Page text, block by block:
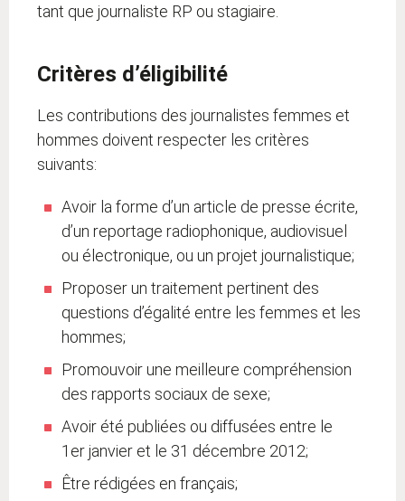
tant que journaliste RP ou stagiaire.
Critères d’éligibilité
Les contributions des journalistes femmes et
hommes doivent respecter les critères
suivants:
Avoir la forme d’un article de presse écrite,
d’un reportage radiophonique, audiovisuel
ou électronique, ou un projet journalistique;
Proposer un traitement pertinent des
questions d’égalité entre les femmes et les
hommes;
Promouvoir une meilleure compréhension
des rapports sociaux de sexe;
Avoir été publiées ou diffusées entre le
1er janvier et le 31 décembre 2012;
Être rédigées en français;